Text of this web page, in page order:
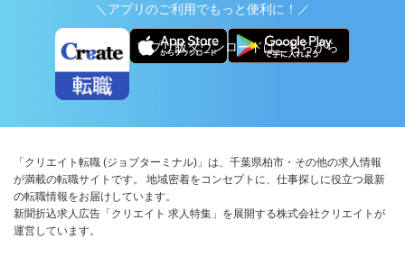
＼アプリのご利用でもっと便利に！／
アプリ版ダウンロードはこちらから
「クリエイト転職 (ジョブターミナル)」は、千葉県柏市・その他の求人情報
が満載の転職サイトです。 地域密着をコンセプトに、仕事探しに役立つ最新
の転職情報をお届けしています。
新聞折込求人広告「クリエイト 求人特集」を展開する株式会社クリエイトが
運営しています。